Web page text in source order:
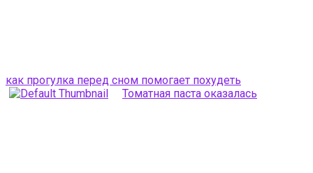
как прогулка перед сном помогает похудеть
Томатная паста оказалась